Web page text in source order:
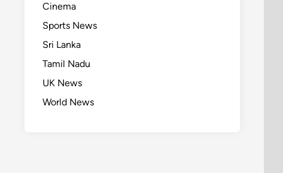
Cinema
Sports News
Sri Lanka
Tamil Nadu
UK News
World News